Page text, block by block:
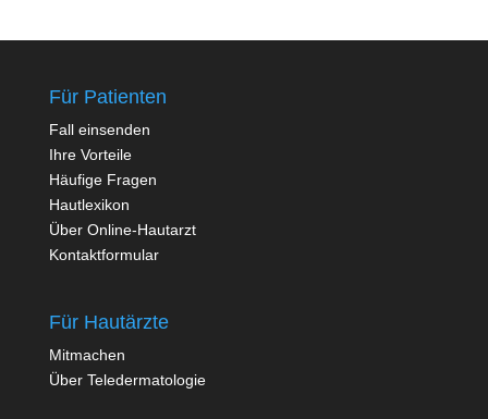
Für Patienten
Fall einsenden
Ihre Vorteile
Häufige Fragen
Hautlexikon
Über Online-Hautarzt
Kontaktformular
Für Hautärzte
Mitmachen
Über Teledermatologie